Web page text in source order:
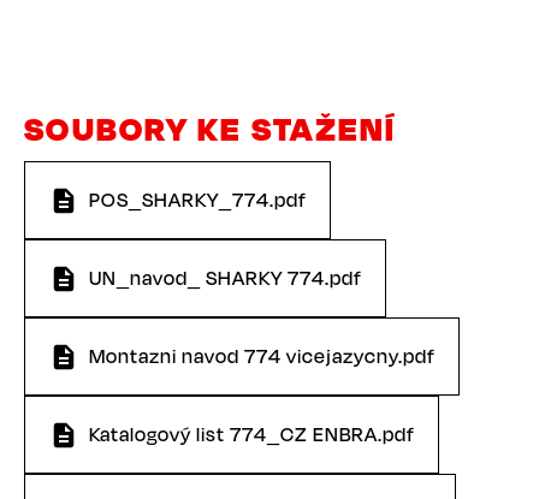
SOUBORY KE STAŽENÍ
POS_SHARKY_774.pdf
UN_navod_ SHARKY 774.pdf
Montazni navod 774 vicejazycny.pdf
Katalogový list 774_CZ ENBRA.pdf